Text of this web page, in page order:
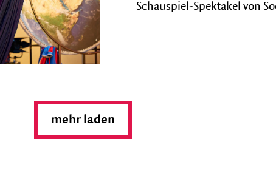
Schauspiel-Spektakel von
mehr laden